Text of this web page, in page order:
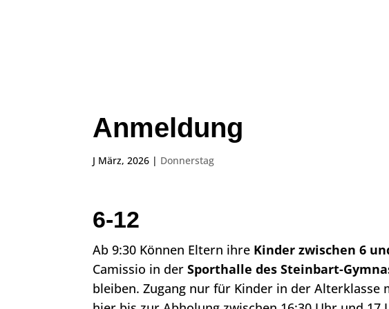
Anmeldung
J März, 2026 | Donnerstag
6-12
Ab 9:30 Können Eltern ihre Kinder zwischen 6
Camissio in derSporthalle des Steinbart-
bleiben. Zugang nur für Kinder in der Alterklasse